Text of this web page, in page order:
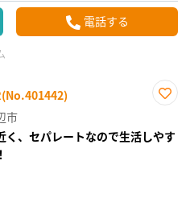
電話する
り登
録
市
く、セパレートなので生活しやす